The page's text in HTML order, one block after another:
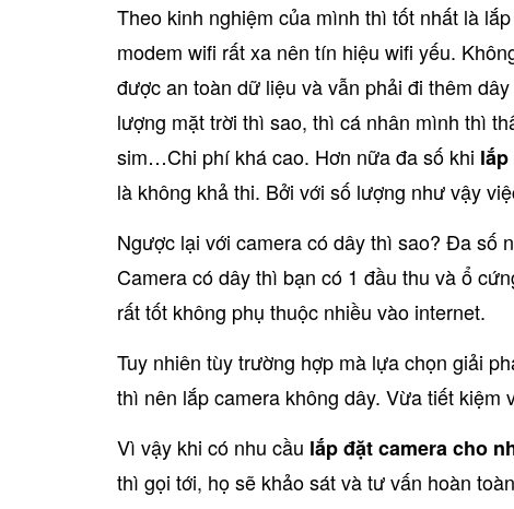
Theo kinh nghiệm của mình thì tốt nhất là
modem wifi rất xa nên tín hiệu wifi yếu.
được an toàn dữ liệu và vẫn phải đi thêm
lượng mặt trời thì sao, thì cá nhân mình thì
sim…Chi phí khá cao. Hơn nữa đa số khi
là không khả thi. Bởi với số lượng như vậy
Ngược lại với camera có dây thì sao? Đa số
Camera có dây thì bạn có 1 đầu thu và ổ
rất tốt không phụ thuộc nhiều vào internet.
Tuy nhiên tùy trường hợp mà lựa chọn giải
thì nên lắp camera không dây. Vừa tiết kiệm
Vì vậy khi có nhu cầu lắp đặt camera cho
thì gọi tới, họ sẽ khảo sát và tư vấn hoàn